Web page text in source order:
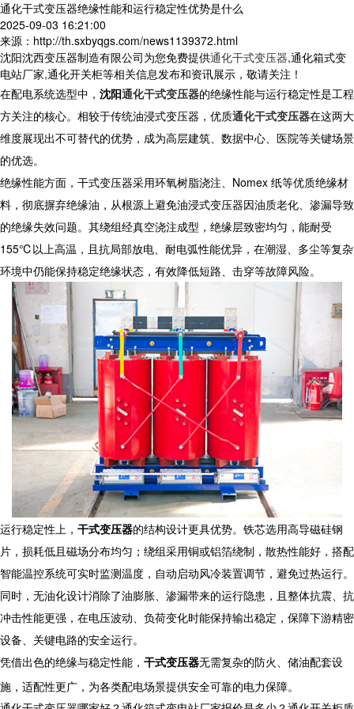
通化干式变压器绝缘性能和运行稳定性优势是什么
2025-09-03 16:21:00
来源：http://th.sxbyqgs.com/news1139372.html
沈阳沈西变压器制造有限公司为您免费提供通化干式变压器,通化箱式变
电站厂家,通化开关柜等相关信息发布和资讯展示，敬请关注！
在配电系统选型中， 沈阳通化干式变压器的绝缘性能与运行稳定性是工程
方关注的核心。相较于传统油浸式变压器，优质通化干式变压器在这两大
维度展现出不可替代的优势，成为高层建筑、数据中心、医院等关键场景
的优选。​
绝缘性能方面， 干式变压器采用环氧树脂浇注、Nomex 纸等优质绝缘材
料，彻底摒弃绝缘油，从根源上避免油浸式变压器因油质老化、渗漏导致
的绝缘失效问题。其绕组经真空浇注成型，绝缘层致密均匀，能耐受
155℃以上高温，且抗局部放电、耐电弧性能优异，在潮湿、多尘等复杂
环境中仍能保持稳定绝缘状态，有效降低短路、击穿等故障风险。​
运行稳定性上， 干式变压器的结构设计更具优势。铁芯选用高导磁硅钢
片，损耗低且磁场分布均匀；绕组采用铜或铝箔绕制，散热性能好，搭配
智能温控系统可实时监测温度，自动启动风冷装置调节，避免过热运行。
同时，无油化设计消除了油膨胀、渗漏带来的运行隐患，且整体抗震、抗
冲击性能更强，在电压波动、负荷变化时能保持输出稳定，保障下游精密
设备、关键电路的安全运行。​
凭借出色的绝缘与稳定性能， 干式变压器无需复杂的防火、储油配套设
施，适配性更广，为各类配电场景提供安全可靠的电力保障。​